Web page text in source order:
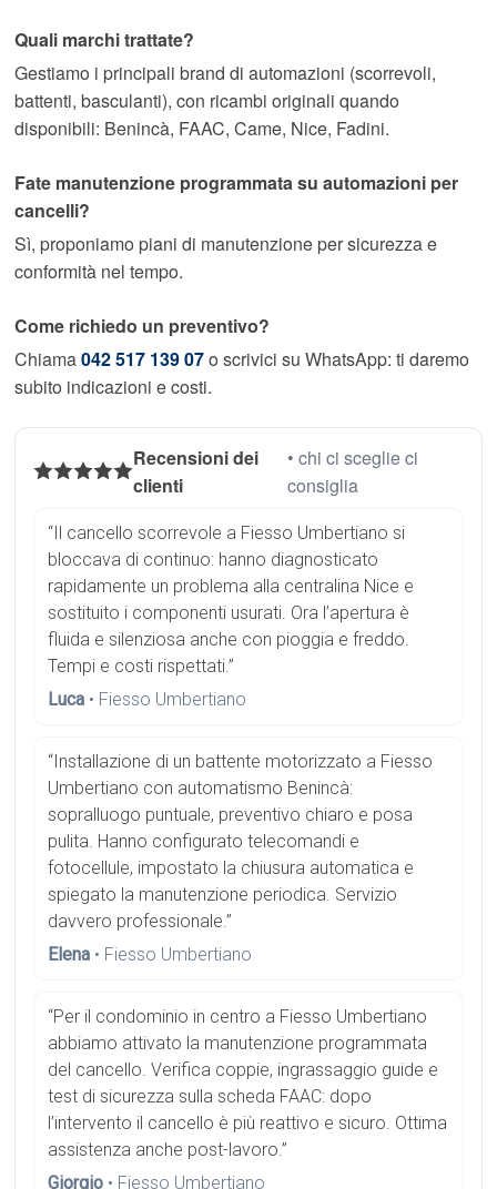
Quali marchi trattate?
Gestiamo i principali brand di automazioni (scorrevoli,
battenti, basculanti), con ricambi originali quando
disponibili: Benincà, FAAC, Came, Nice, Fadini.
Fate manutenzione programmata su automazioni per
cancelli?
Sì, proponiamo piani di manutenzione per sicurezza e
conformità nel tempo.
Come richiedo un preventivo?
Chiama042 517 139 07o scrivici su WhatsApp: ti daremo
subito indicazioni e costi.
Recensioni dei
clienti
• chi ci sceglie ci
consiglia
“Il cancello scorrevole a Fiesso Umbertiano si
bloccava di continuo: hanno diagnosticato
rapidamente un problema alla centralina Nice e
sostituito i componenti usurati. Ora l’apertura è
fluida e silenziosa anche con pioggia e freddo.
Tempi e costi rispettati.”
Luca • Fiesso Umbertiano
“Installazione di un battente motorizzato a Fiesso
Umbertiano con automatismo Benincà:
sopralluogo puntuale, preventivo chiaro e posa
pulita. Hanno configurato telecomandi e
fotocellule, impostato la chiusura automatica e
spiegato la manutenzione periodica. Servizio
davvero professionale.”
Elena • Fiesso Umbertiano
“Per il condominio in centro a Fiesso Umbertiano
abbiamo attivato la manutenzione programmata
del cancello. Verifica coppie, ingrassaggio guide e
test di sicurezza sulla scheda FAAC: dopo
l’intervento il cancello è più reattivo e sicuro. Ottima
assistenza anche post-lavoro.”
Giorgio • Fiesso Umbertiano